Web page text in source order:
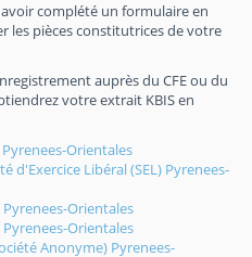
complété un formulaire en
les pièces constitutrices de votre
auprès du CFE ou du
votre extrait KBIS en
Orientales
d'Exercice Libéral (SEL) Pyrenees-
Orientales
Orientales
Anonyme) Pyrenees-